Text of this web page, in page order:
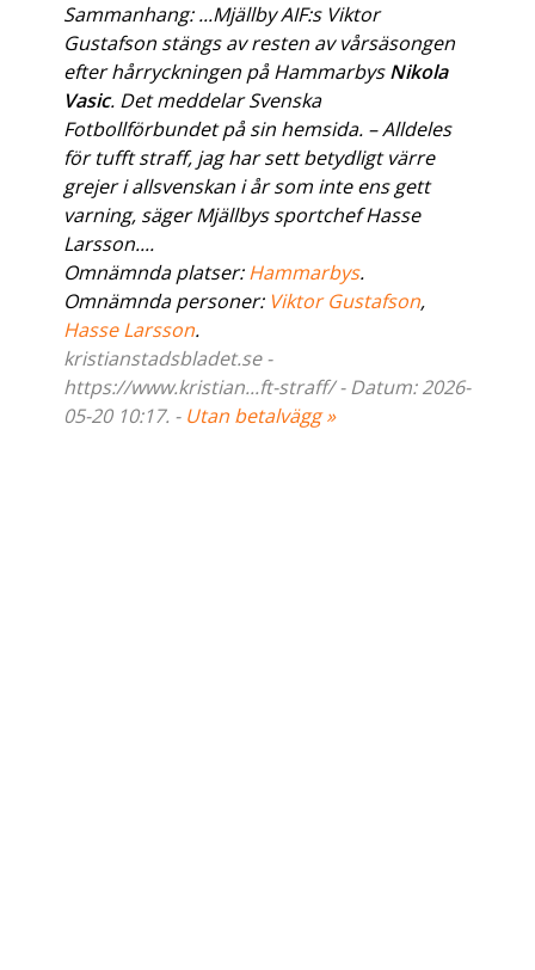
Sammanhang: ...Mjällby AIF:s Viktor
Gustafson stängs av resten av vårsäsongen
efter hårryckningen på HammarbysNikola
Vasic. Det meddelar Svenska
Fotbollförbundet på sin hemsida. – Alldeles
för tufft straff, jag har sett betydligt värre
grejer i allsvenskan i år som inte ens gett
varning, säger Mjällbys sportchef Hasse
Larsson....
Omnämnda platser:Hammarbys.
Omnämnda personer: Viktor Gustafson,
Hasse Larsson.
kristianstadsbladet.se -
https://www.kristian...ft-straff/ - Datum: 2026-
05-20 10:17. - Utan betalvägg »